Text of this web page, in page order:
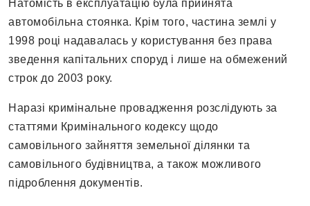
Натомість в експлуатацію була прийнята
автомобільна стоянка. Крім того, частина землі у
1998 році надавалась у користування без права
зведення капітальних споруд і лише на обмежений
строк до 2003 року.
Наразі кримінальне провадження розслідують за
статтями Кримінального кодексу щодо
самовільного зайняття земельної ділянки та
самовільного будівництва, а також можливого
підроблення документів.